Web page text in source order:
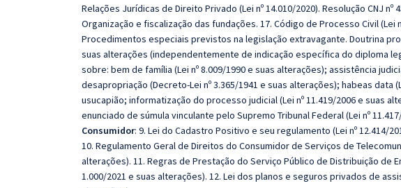
Relações Jurídicas de Direito Privado (Lei nº 14.010/2020). Resolução CNJ nº
Organização e fiscalização das fundações. 17. Código de Processo Civil (Lei
Procedimentos especiais previstos na legislação extravagante. Doutrina
suas alterações (independentemente de indicação específica do diploma
sobre: bem de família (Lei nº 8.009/1990 e suas alterações); assistência
desapropriação (Decreto-Lei nº 3.365/1941 e suas alterações); habeas data
usucapião; informatização do processo judicial (Lei nº 11.419/2006 e suas
enunciado de súmula vinculante pelo Supremo Tribunal Federal (Lei nº
Consumidor: 9. Lei do Cadastro Positivo e seu regulamento (Lei nº 12.414/
10. Regulamento Geral de Direitos do Consumidor de Serviços de
alterações). 11. Regras de Prestação do Serviço Público de Distribuição de
1.000/2021 e suas alterações). 12. Lei dos planos e seguros privados de